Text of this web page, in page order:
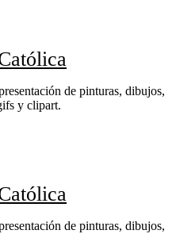
de pinturas, dibujos,
y clipart.
de pinturas, dibujos,